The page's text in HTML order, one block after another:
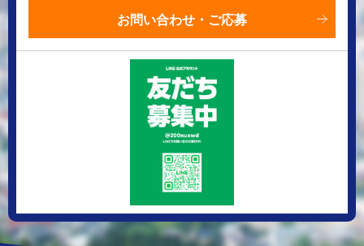
お問い合わせ・ご応募